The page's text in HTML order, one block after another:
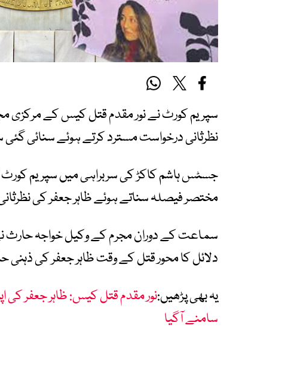
سپریم کورٹ نے نور مقدم قتل کیس کے مرکزی
نظرثانی درخواست مسترد کرتے ہوئے سنائی گئی
مختصر فیصلہ سناتے ہوئے ظاہر جعفر کی
سماعت کے دوران مجرم کے وکیل خواجہ حارث
دلائل کا محور قتل کے وقت ظاہر جعفر کی ذہنی
یہ بھی پڑھیں:نور مقدم قتل کیس: ظاہر جعفر کی
سامنے آگیا